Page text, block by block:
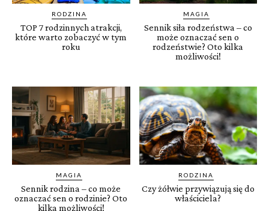
RODZINA
TOP 7 rodzinnych atrakcji,
które warto zobaczyć w tym
roku
MAGIA
Sennik siła rodzeństwa – co
może oznaczać sen o
rodzeństwie? Oto kilka
możliwości!
MAGIA
Sennik rodzina – co może
oznaczać sen o rodzinie? Oto
kilka możliwości!
RODZINA
Czy żółwie przywiązują się do
właściciela?